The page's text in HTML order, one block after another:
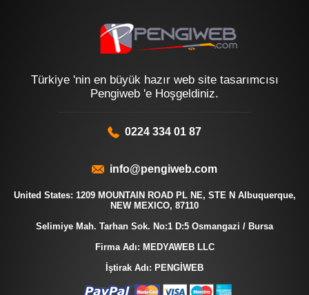
Türkiye 'nin en büyük hazır web site tasarımcısı
Pengiweb 'e Hoşgeldiniz.
0224 334 01 87
info@pengiweb.com
United States: 1209 MOUNTAIN ROAD PL NE, STE N Albuquerque,
NEW MEXICO, 87110
Selimiye Mah. Tarhan Sok. No:1 D:5 Osmangazi / Bursa
Firma Adı: MEDYAWEB LLC
İştirak Adı: PENGİWEB